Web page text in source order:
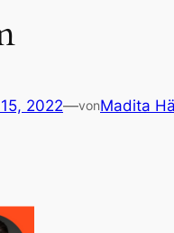
2022—vonMadita